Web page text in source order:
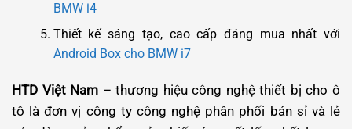
BMW i4
Thiết kế sáng tạo, cao cấp đáng mua nhất với
Android Box cho BMW i7
HTD Việt Nam – thương hiệu công nghệ thiết bị cho ô
tô là đơn vị công ty công nghệ phân phối bán sỉ và lẻ